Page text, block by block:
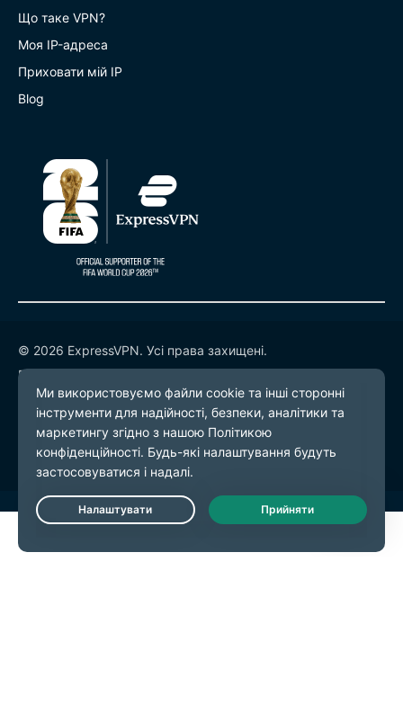
Що таке VPN?
Моя IP-адреса
Приховати мій IP
Blog
© 2026 ExpressVPN. Усі права захищені.
Політика конфіденційності
Умови надання послуг
Налаштування файлів cookie
Live Chat